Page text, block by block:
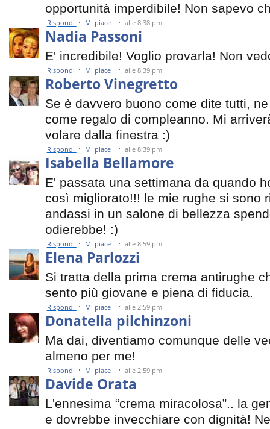
opportunità imperdibile! Non sapevo
Rispondi · Mi piace · alle 8:38 pm
Nadia Passoni
E' incredibile! Voglio provarla! Non
Rispondi · Mi piace · alle 8:39 pm
Roberto Vinegretto
Se è davvero buono come dite tutti,
come regalo di compleanno. Mi
volare dalla finestra :)
Rispondi · Mi piace · alle 8:39 pm
Isabella Bellamore
E' passata una settimana da quando
così migliorato!!! le mie rughe si sono
andassi in un salone di bellezza
odierebbe! :)
Rispondi · Mi piace · alle 8:59 pm
Elena Parlozzi
Si tratta della prima crema antirughe
sento più giovane e piena di fiducia.
Rispondi · Mi piace · alle 2:59 pm
Donatella pilchinzoni
Ma dai, diventiamo comunque delle
almeno per me!
Rispondi · Mi piace · alle 2:59 pm
Davide Orata
L'ennesima “crema miracolosa”.. la
e dovrebbe invecchiare con dignità!